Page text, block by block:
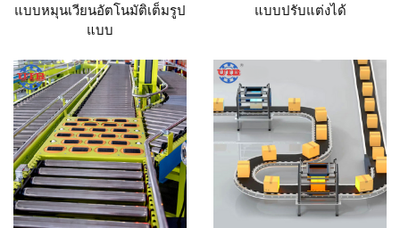
แบบหมุนเวียนอัตโนมัติเต็มรูป
แบบ
แบบปรับแต่งได้